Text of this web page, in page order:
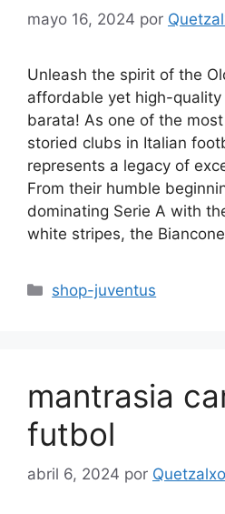
mayo 16, 2024 por
Unleash the spirit of the
affordable yet high-
barata! As one of the
storied clubs in Italian
represents a legacy of
From their humble
dominating Serie A with
white stripes, the
Categorías
shop-juventus
mantrasia
futbol
abril 6, 2024 por